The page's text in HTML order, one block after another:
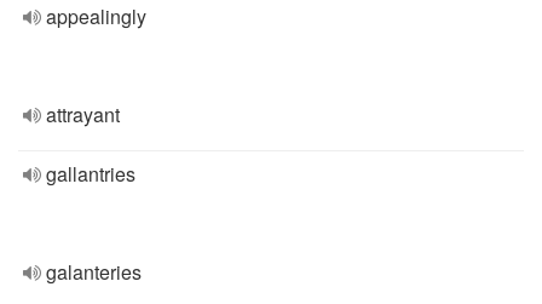
appealingly
attrayant
gallantries
galanteries